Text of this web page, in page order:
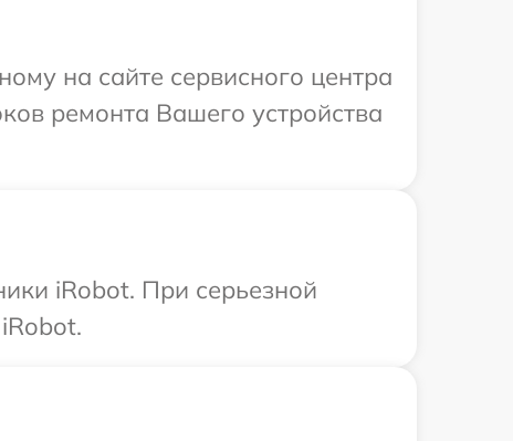
на сайте сервисного центра
ремонта Вашего устройства
iRobot. При серьезной